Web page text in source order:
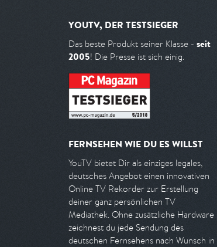
YOUTV, DER TESTSIEGER
Das beste Produkt seiner Klasse - seit
2005! Die Presse ist sich einig.
FERNSEHEN WIE DU ES WILLST
YouTV bietet Dir als einziges legales,
deutsches Angebot einen innovativen
Online TV Rekorder zur Erstellung
deiner ganz persönlichen TV
Mediathek. Ohne zusätzliche Hardware
zeichnest du jede Sendung des
deutschen Fernsehens nach Wunsch in